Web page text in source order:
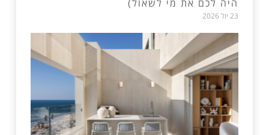
היה לכם את מי לשאול)
23 יול 2026